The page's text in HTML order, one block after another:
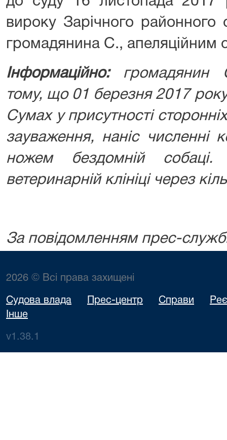
вироку Зарічного
громадянина С., апеляційним
Інформаційно: громадянин
тому, що 01 березня 2017
Сумах у присутності
зауваження, наніс численні
ножем бездомній
ветеринарній клініці через
За повідомленням прес-
2026 © Всі права захищені
Судова влада Прес-центр Справи
Інше
v1.38.1